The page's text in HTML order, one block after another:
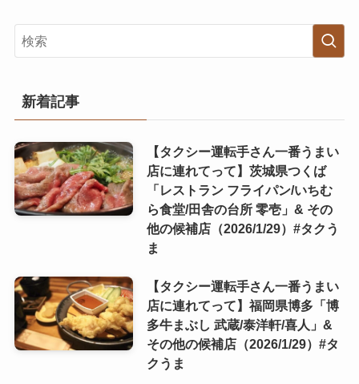
新着記事
【タクシー運転手さん一番うまい
店に連れてって】茨城県つくば
「レストラン フライパン/いちむ
ら食堂/田舎の台所 零壱」& その
他の候補店（2026/1/29）#タクう
ま
【タクシー運転手さん一番うまい
店に連れてって】福岡県博多「博
多牛まぶし 武蔵/泰洋軒/喜人」&
その他の候補店（2026/1/29）#タ
クうま